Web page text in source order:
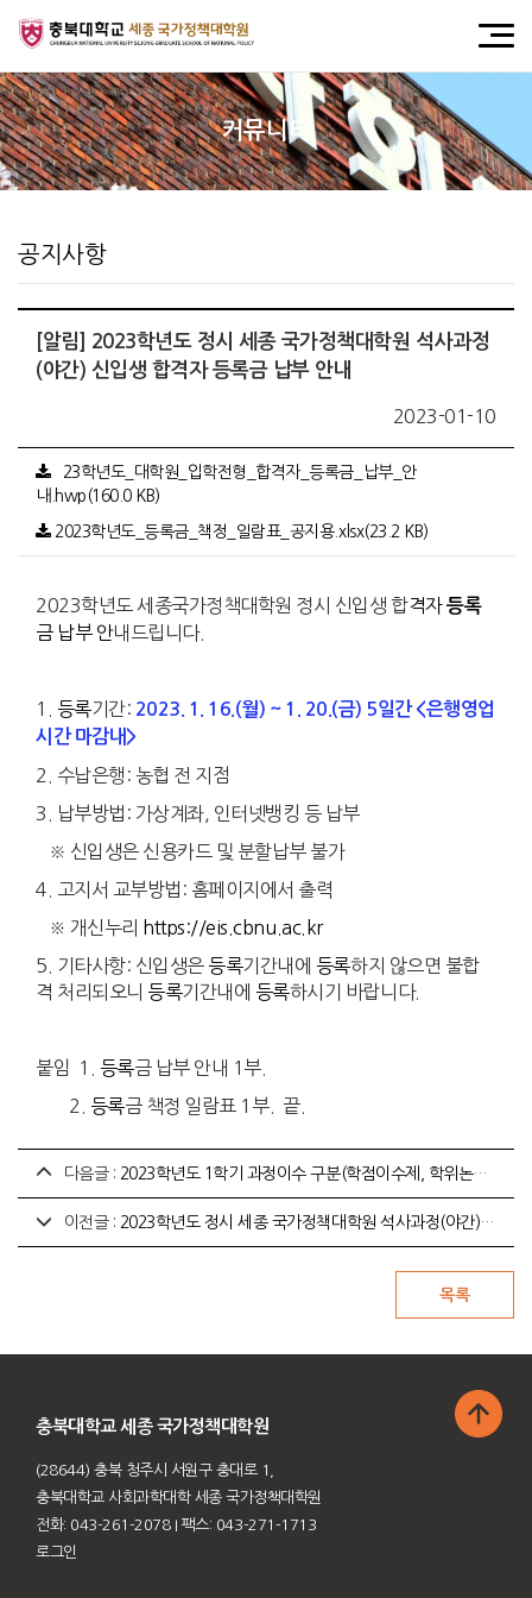
커뮤니티
공지사항
[알림] 2023학년도 정시 세종 국가정책대학원 석사과정
(야간) 신입생 합격자 등록금 납부 안내
2023-01-10
`23학년도_대학원_입학전형_합격자_등록금_납부_안
내.hwp(160.0 KB)
2023학년도_등록금_책정_일람표_공지용.xlsx(23.2 KB)
2023학년도 세종국가정책대학원 정시 신입생 합격자등록
금 납부 안내드립니다.
1. 등록기간: 2023. 1. 16.(월) ~ 1. 20.(금) 5일간 <은행영업
시간 마감내>
2. 수납은행: 농협 전 지점
3. 납부방법: 가상계좌, 인터넷뱅킹 등 납부
※ 신입생은 신용카드 및 분할납부 불가
4. 고지서 교부방법: 홈페이지에서 출력
※ 개신누리
https://eis.cbnu.ac.kr
5. 기타사항: 신입생은 등록기간내에 등록하지 않으면 불합
격 처리되오니 등록기간내에 등록하시기 바랍니다.
붙임 1. 등록금 납부 안내 1부.
2. 등록금 책정 일람표 1부. 끝.
다음글 : 2023학년도 1학기 과정이수 구분(학점이수제, 학위논문제) 신청 안내
이전글 : 2023학년도 정시 세종 국가정책대학원 석사과정(야간) 신입생 추가 모집 안내
충북대학교 세종 국가정책대학원
(28644) 충북 청주시 서원구 충대로 1,
충북대학교 사회과학대학 세종 국가정책대학원
전화: 043-261-2078 I 팩스: 043-271-1713
로그인